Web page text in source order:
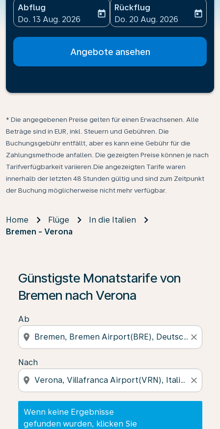
Abflug
fc-booking-departure-date-aria-label
Do. 13 Aug. 2026
today
Rückflug
fc-booking-return-date-
Do. 20 Aug. 2026
today
Angebote ansehen
* Die angegebenen Preise gelten für einen Erwachsenen. Alle
Beträge sind in EUR, inkl. Steuern und Gebühren. Die
Buchungsgebühr entfällt, aber es kann eine Gebühr für die
Zahlungsmethode anfallen. Die gezeigten Preise können je nach
Tarifverfügbarkeit variieren.Die angezeigten Tarife waren
innerhalb der letzten 48 Stunden gültig und sind zum Zeitpunkt
der Buchung möglicherweise nicht mehr verfügbar.
Home Flüge
In die Italien
Bremen - Verona
Günstigste Monatstarife von
Bremen nach Verona
Ab
location_on close
Nach
location_on close
Wenn keine Ergebnisse
gefunden wurden, klicken Sie
Wenn keine Ergebnisse gefunden wurden, klicken